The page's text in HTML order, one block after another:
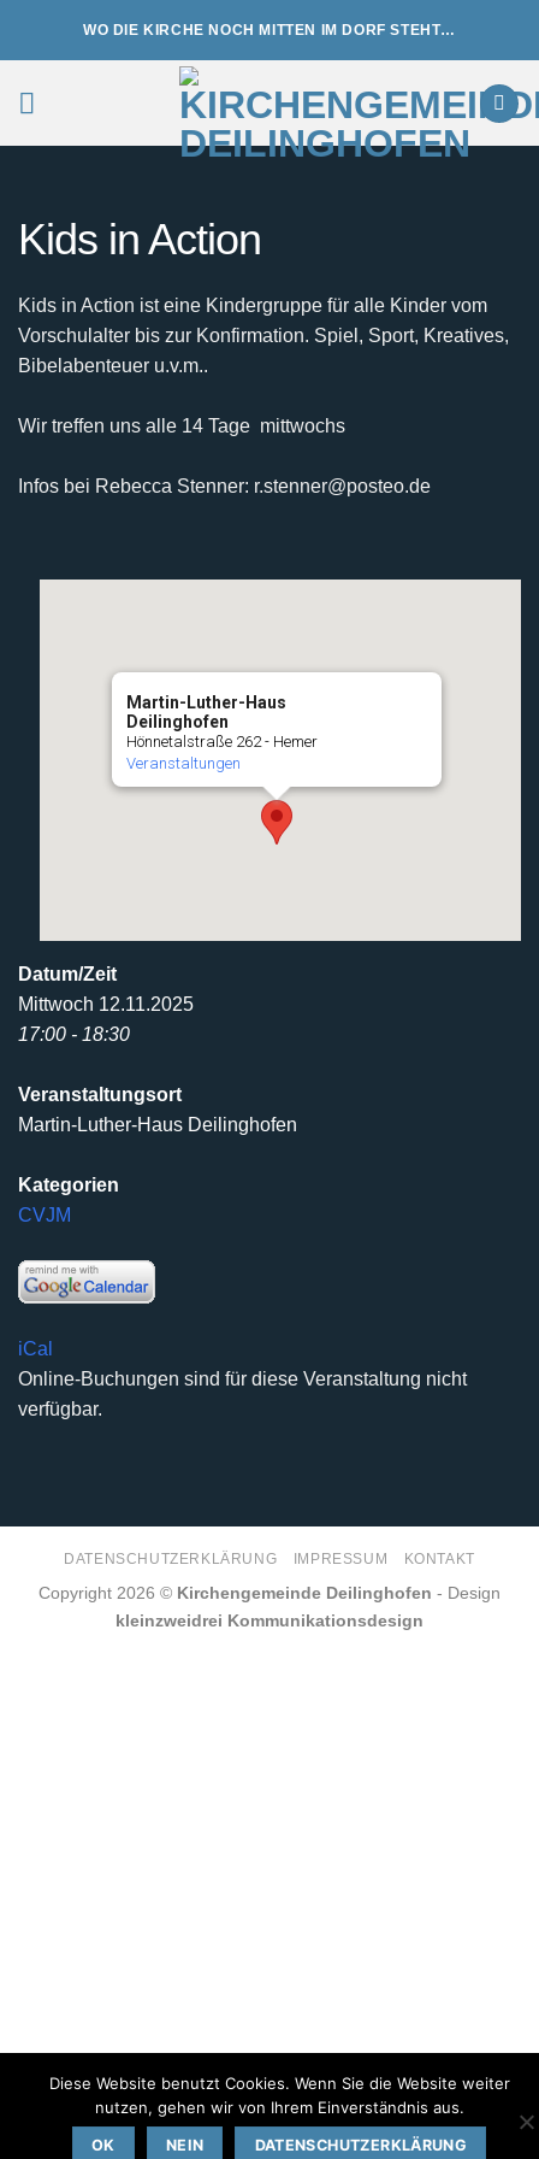
WO DIE KIRCHE NOCH MITTEN IM DORF STEHT…
Kids in Action
Kids in Action ist eine Kindergruppe für alle Kinder vom
Vorschulalter bis zur Konfirmation. Spiel, Sport, Kreatives,
Bibelabenteuer u.v.m..
Wir treffen uns alle 14 Tage mittwochs
Infos bei Rebecca Stenner: r.stenner@posteo.de
Martin-Luther-Haus
Deilinghofen
Hönnetalstraße 262 - Hemer
Veranstaltungen
Datum/Zeit
Mittwoch 12.11.2025
17:00 - 18:30
Veranstaltungsort
Martin-Luther-Haus Deilinghofen
Kategorien
CVJM
iCal
Online-Buchungen sind für diese Veranstaltung nicht
verfügbar.
DATENSCHUTZERKLÄRUNG IMPRESSUM KONTAKT
Copyright 2026 © Kirchengemeinde Deilinghofen - Design
kleinzweidrei Kommunikationsdesign
Diese Website benutzt Cookies. Wenn Sie die Website weiter
nutzen, gehen wir von Ihrem Einverständnis aus.
OK NEIN DATENSCHUTZERKLÄRUNG